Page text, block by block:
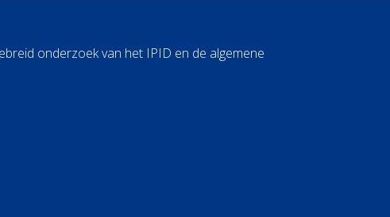
onderzoek van het IPID en de algemene